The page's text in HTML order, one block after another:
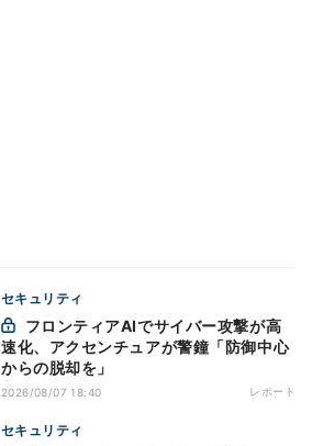
セキュリティ
速化、アクセンチュアが警鐘「防御中心
からの脱却を」
2026/08/07 18:40 レポート
セキュリティ